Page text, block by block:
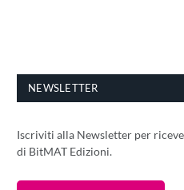
NEWSLETTER
Iscriviti alla Newsletter per
di BitMAT Edizioni.